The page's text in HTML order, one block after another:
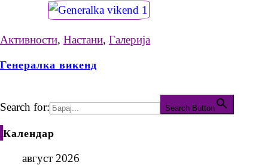
Активности, Настани, Галерија
Генералка викенд
Search for: Search Button
Календар
август 2026